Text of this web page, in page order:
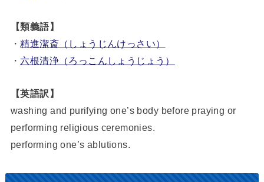
【類義語】
・精進潔斎（しょうじんけっさい）
・ 六根清浄（ろっこんしょうじょう）
【英語訳】
washing and purifying one’s body before praying or
performing religious ceremonies.
performing one’s ablutions.